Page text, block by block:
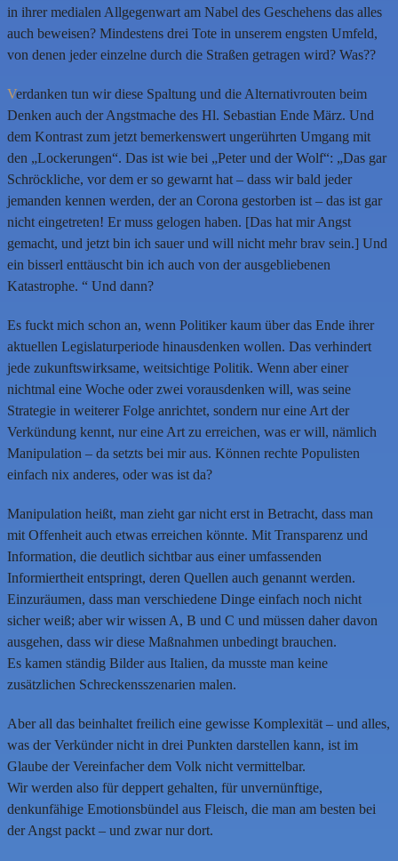
in ihrer medialen Allgegenwart am Nabel des Geschehens das alles
auch beweisen? Mindestens drei Tote in unserem engsten Umfeld,
von denen jeder einzelne durch die Straßen getragen wird? Was??
Verdanken tun wir diese Spaltung und die Alternativrouten beim
Denken auch der Angstmache des Hl. Sebastian Ende März. Und
dem Kontrast zum jetzt bemerkenswert ungerührten Umgang mit
den „Lockerungen“. Das ist wie bei „Peter und der Wolf“: „Das gar
Schröckliche, vor dem er so gewarnt hat – dass wir bald jeder
jemanden kennen werden, der an Corona gestorben ist – das ist gar
nicht eingetreten! Er muss gelogen haben. [Das hat mir Angst
gemacht, und jetzt bin ich sauer und will nicht mehr brav sein.] Und
ein bisserl enttäuscht bin ich auch von der ausgebliebenen
Katastrophe. “ Und dann?
Es fuckt mich schon an, wenn Politiker kaum über das Ende ihrer
aktuellen Legislaturperiode hinausdenken wollen. Das verhindert
jede zukunftswirksame, weitsichtige Politik. Wenn aber einer
nichtmal eine Woche oder zwei vorausdenken will, was seine
Strategie in weiterer Folge anrichtet, sondern nur eine Art der
Verkündung kennt, nur eine Art zu erreichen, was er will, nämlich
Manipulation – da setzts bei mir aus. Können rechte Populisten
einfach nix anderes, oder was ist da?
Manipulation heißt, man zieht gar nicht erst in Betracht, dass man
mit Offenheit auch etwas erreichen könnte. Mit Transparenz und
Information, die deutlich sichtbar aus einer umfassenden
Informiertheit entspringt, deren Quellen auch genannt werden.
Einzuräumen, dass man verschiedene Dinge einfach noch nicht
sicher weiß; aber wir wissen A, B und C und müssen daher davon
ausgehen, dass wir diese Maßnahmen unbedingt brauchen.
Es kamen ständig Bilder aus Italien, da musste man keine
zusätzlichen Schreckensszenarien malen.
Aber all das beinhaltet freilich eine gewisse Komplexität – und alles,
was der Verkünder nicht in drei Punkten darstellen kann, ist im
Glaube der Vereinfacher dem Volk nicht vermittelbar.
Wir werden also für deppert gehalten, für unvernünftige,
denkunfähige Emotionsbündel aus Fleisch, die man am besten bei
der Angst packt – und zwar nur dort.